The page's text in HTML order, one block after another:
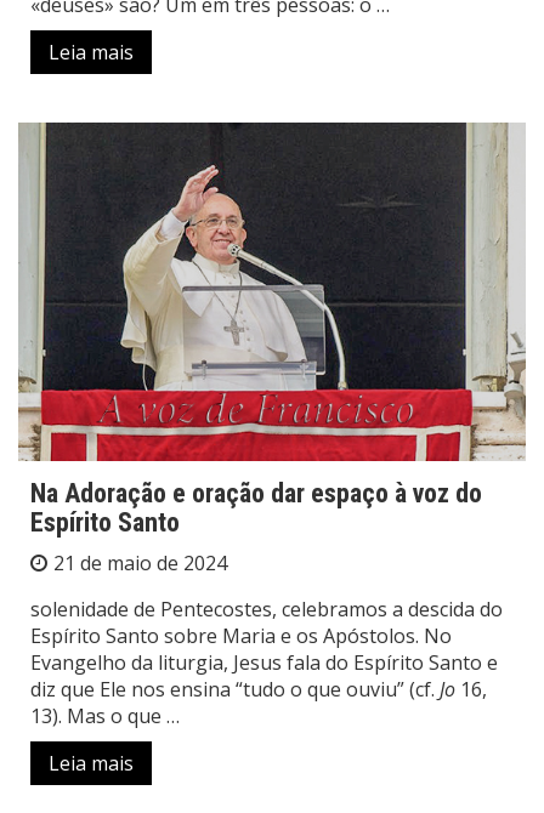
Leia mais
Na Adoração e oração dar espaço à voz do
Espírito Santo
21 de maio de 2024
solenidade de Pentecostes, celebramos a descida do
Espírito Santo sobre Maria e os Apóstolos. No
Evangelho da liturgia, Jesus fala do Espírito Santo e
diz que Ele nos ensina “tudo o que ouviu” (cf. Jo 16,
13). Mas o que …
Leia mais